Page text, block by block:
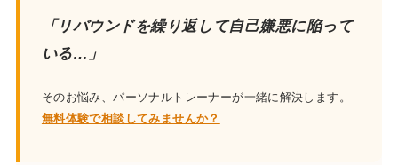
「リバウンドを繰り返して自己嫌悪に陥って
いる…」
そのお悩み、パーソナルトレーナーが一緒に解決します。
無料体験で相談してみませんか？